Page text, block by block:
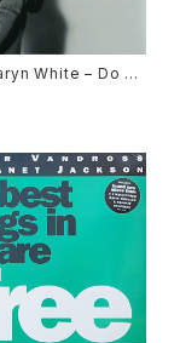
White – Do Un
The Dog
Records]